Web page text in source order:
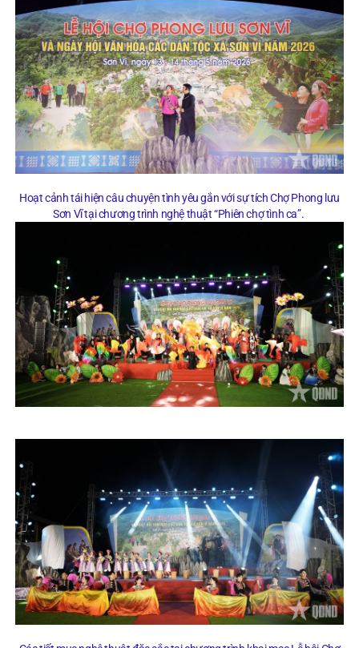
Hoạt cảnh tái hiện câu chuyện tình yêu gắn với sự tích Chợ Phong lưu
Sơn Vĩ tại chương trình nghệ thuật “Phiên chợ tình ca”.